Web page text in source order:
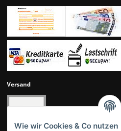
Wie wir Cookies & Co nutzen
Versand